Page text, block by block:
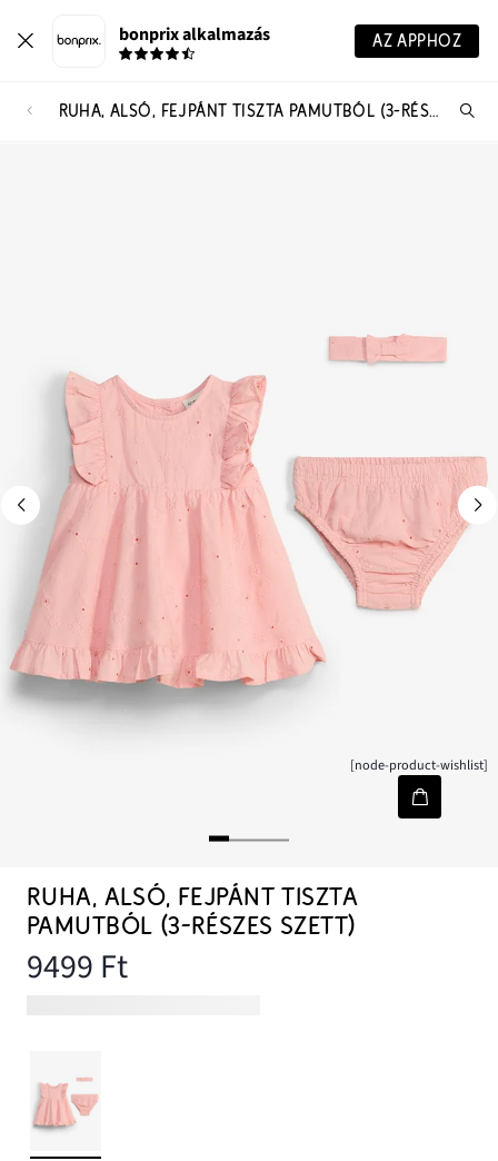
bonprix alkalmazás AZ APPHOZ
RUHA, ALSÓ, FEJPÁNT TISZTA PAMUTBÓL (3-RÉSZES SZETT)
[node-product-wishlist]
RUHA, ALSÓ, FEJPÁNT TISZTA
PAMUTBÓL (3-RÉSZES SZETT)
9499 Ft